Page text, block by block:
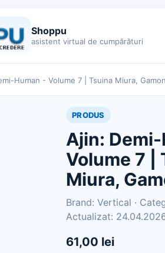
Shoppu
asistent virtual de cumpărături
Human - Volume 7 | Tsuina Miura,
PRODUS
Ajin:
Volume 7 |
Miura,
Brand: Vertical ·
Actualizat:
61,00 lei